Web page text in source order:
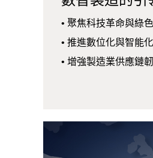
• 聚焦科技革命與綠
• 推進數位化與智能
• 增強製造業供應鏈